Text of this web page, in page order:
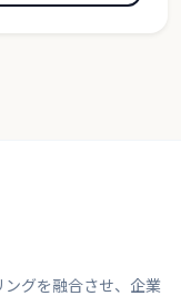
ングを融合させ、企業